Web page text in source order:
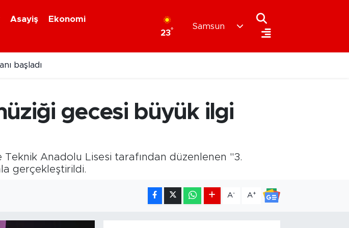
Asayiş
Ekonomi
23°
Samsun
gecesi büyük ilgi
Anadolu Lisesi tarafından düzenlenen "3.
gerçekleştirildi.
A- A+